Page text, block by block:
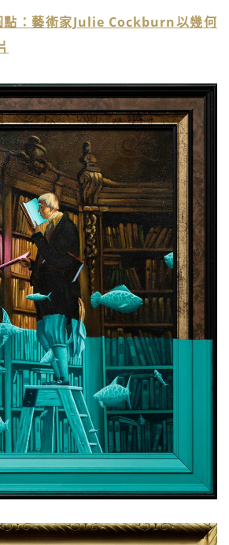
點：藝術家Julie Cockburn以幾何